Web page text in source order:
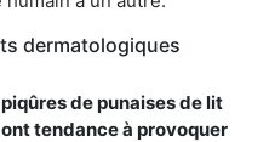
dermatologiques
de punaises de lit
tendance à provoquer